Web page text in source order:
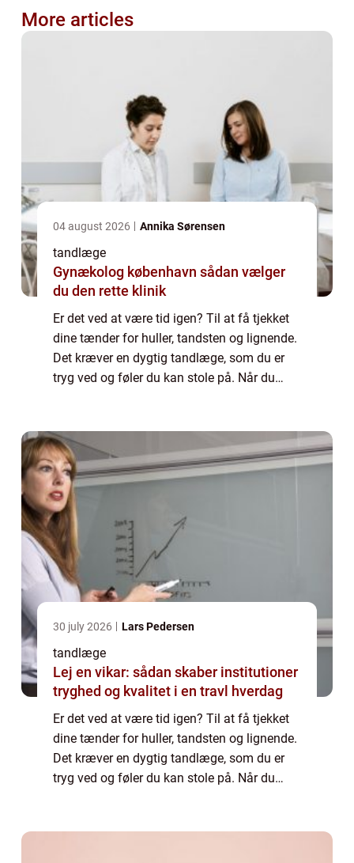
More articles
04 august 2026 Annika Sørensen
tandlæge
Gynækolog københavn sådan vælger
du den rette klinik
Er det ved at være tid igen? Til at få tjekket
dine tænder for huller, tandsten og lignende.
Det kræver en dygtig tandlæge, som du er
tryg ved og føler du kan stole på. Når du
30 july 2026 Lars Pedersen
tandlæge
Lej en vikar: sådan skaber institutioner
tryghed og kvalitet i en travl hverdag
Er det ved at være tid igen? Til at få tjekket
dine tænder for huller, tandsten og lignende.
Det kræver en dygtig tandlæge, som du er
tryg ved og føler du kan stole på. Når du